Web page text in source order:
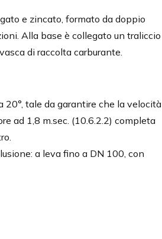
e zincato, formato da doppio
Alla base è collegato un traliccio
di raccolta carburante.
20°, tale da garantire che la velocità
ad 1,8 m.sec. (10.6.2.2) completa
a leva fino a DN 100, con